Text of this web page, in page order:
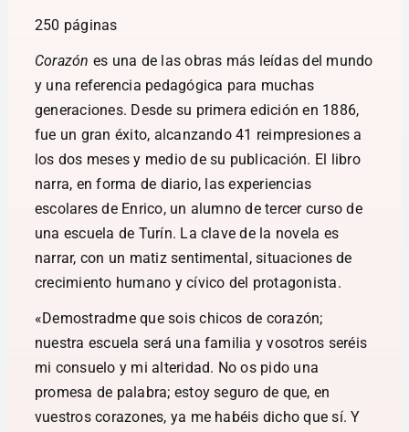
250 páginas
Corazón es una de las obras más leídas del mundo
y una referencia pedagógica para muchas
generaciones. Desde su primera edición en 1886,
fue un gran éxito, alcanzando 41 reimpresiones a
los dos meses y medio de su publicación. El libro
narra, en forma de diario, las experiencias
escolares de Enrico, un alumno de tercer curso de
una escuela de Turín. La clave de la novela es
narrar, con un matiz sentimental, situaciones de
crecimiento humano y cívico del protagonista.
«Demostradme que sois chicos de corazón;
nuestra escuela será una familia y vosotros seréis
mi consuelo y mi alteridad. No os pido una
promesa de palabra; estoy seguro de que, en
vuestros corazones, ya me habéis dicho que sí. Y